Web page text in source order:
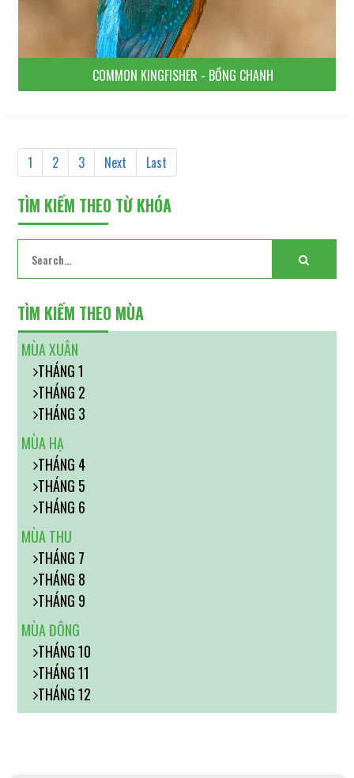
COMMON KINGFISHER - BỒNG CHANH
1 2 3 Next Last
TÌM KIẾM THEO TỪ KHÓA
TÌM KIẾM THEO MÙA
MÙA XUÂN
THÁNG 1
THÁNG 2
THÁNG 3
MÙA HẠ
THÁNG 4
THÁNG 5
THÁNG 6
MÙA THU
THÁNG 7
THÁNG 8
THÁNG 9
MÙA ĐÔNG
THÁNG 10
THÁNG 11
THÁNG 12